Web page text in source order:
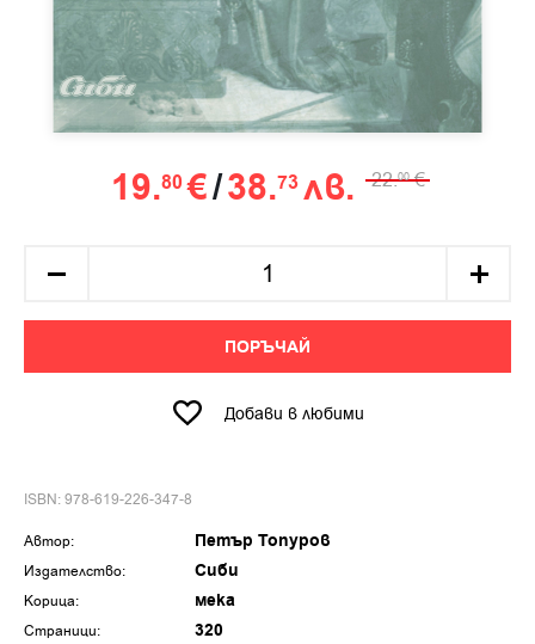
ISBN: 978-619-226-347-8
Автор: Петър Топуров
Издателство: Сиби
Корица: мека
Страници: 320
19.80 €/38.73 лв. 22.00 €
ПОРЪЧАЙ
Добави в любими